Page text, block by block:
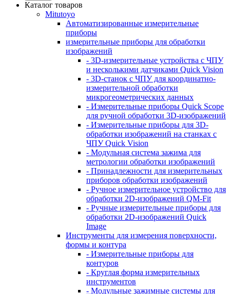
Каталог товаров
Mitutoyo
Автоматизированные измерительные
приборы
измерительные приборы для обработки
изображений
- 3D-измерительные устройства с ЧПУ
и несколькими датчиками Quick Vision
- 3D-станок с ЧПУ для координатно-
измерительной обработки
микрогеометрических данных
- Измерительные приборы Quick Scope
для ручной обработки 3D-изображений
- Измерительные приборы для 3D-
обработки изображений на станках с
ЧПУ Quick Vision
- Модульная система зажима для
метрологии обработки изображений
- Принадлежности для измерительных
приборов обработки изображений
- Ручное измерительное устройство для
обработки 2D-изображений QM-Fit
- Ручные измерительные приборы для
обработки 2D-изображений Quick
Image
Инструменты для измерения поверхности,
формы и контура
- Измерительные приборы для
контуров
- Круглая форма измерительных
инструментов
- Модульные зажимные системы для